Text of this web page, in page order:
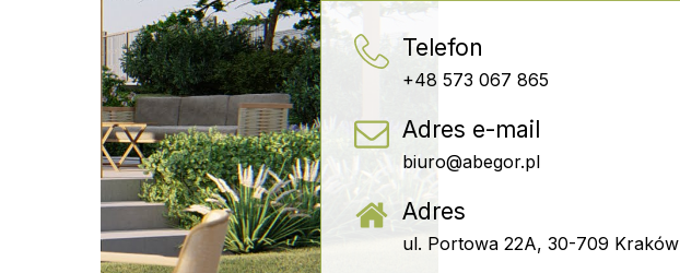
Telefon
+48 573 067 865
Adres e-mail
biuro@abegor.pl
Adres
ul. Portowa 22A, 30-709 Kraków